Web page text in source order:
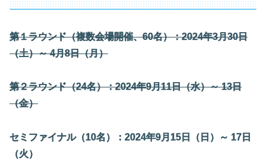
第１ラウンド（複数会場開催、60名）：2024年3月30日
（土）～ 4月8日（月）
第２ラウンド（24名）：2024年9月11日（水）～ 13日
（金）
セミファイナル（10名）：2024年9月15日（日）～ 17日
（火）